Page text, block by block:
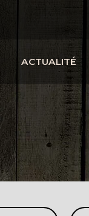
ACTUALITÉ